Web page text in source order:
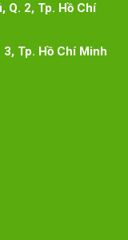
Q. 2, Tp. Hồ Chí
Tp. Hồ Chí Minh